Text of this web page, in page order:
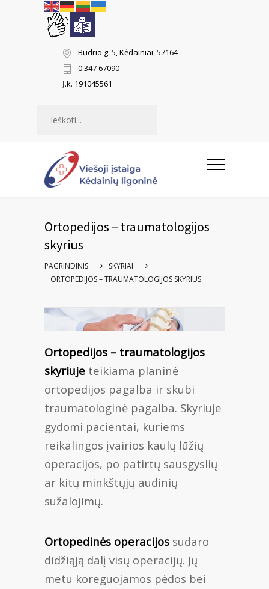
Budrio g. 5, Kėdainiai, 57164
0 347 67090
Į.k. 191045561
Ortopedijos – traumatologijos
skyrius
PAGRINDINIS
SKYRIAI
ORTOPEDIJOS – TRAUMATOLOGIJOS SKYRIUS
Ortopedijos – traumatologijos
skyriuje teikiama planinė
ortopedijos pagalba ir skubi
traumatologinė pagalba. Skyriuje
gydomi pacientai, kuriems
reikalingos įvairios kaulų lūžių
operacijos, po patirtų sausgyslių
ar kitų minkštųjų audinių
sužalojimų.
Ortopedinės operacijos sudaro
didžiąją dalį visų operacijų. Jų
metu koreguojamos pėdos bei